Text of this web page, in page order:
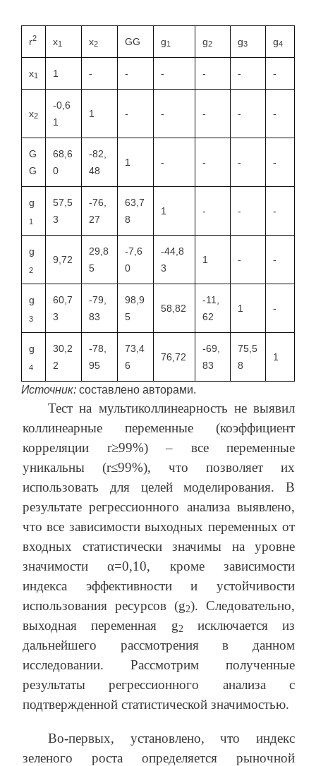
r2 x1 x2 GG g1 g2 g3 g4
x1 1 - - - - - -
x2
-0,6
1
1 - - - - -
G
G
68,6
0
-82,
48
1 - - - -
g
1
57,5
3
-76,
27
63,7
8
1 - - -
g
2
9,72
29,8
5
-7,6
0
-44,8
3
1 - -
g
3
60,7
3
-79,
83
98,9
5
58,82
-11,
62
1 -
g
4
30,2
2
-78,
95
73,4
6
76,72
-69,
83
75,5
8
1
Источник: составлено авторами.
Тест на мультиколлинеарность не выявил
коллинеарные переменные (коэффициент
корреляции r≥99%) – все переменные
уникальны (r≤99%), что позволяет их
использовать для целей моделирования. В
результате регрессионного анализа выявлено,
что все зависимости выходных переменных от
входных статистически значимы на уровне
значимости α=0,10, кроме зависимости
индекса эффективности и устойчивости
использования ресурсов (g2). Следовательно,
выходная переменная g2
исключается из
дальнейшего рассмотрения в данном
исследовании. Рассмотрим полученные
результаты регрессионного анализа с
подтвержденной статистической значимостью.
Во-первых, установлено, что индекс
зеленого роста определяется рыночной